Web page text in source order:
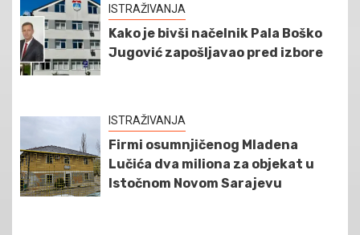
ISTRAŽIVANJA
Kako je bivši načelnik Pala Boško
Jugović zapošljavao pred izbore
ISTRAŽIVANJA
Firmi osumnjičenog Mladena
Lučića dva miliona za objekat u
Istočnom Novom Sarajevu